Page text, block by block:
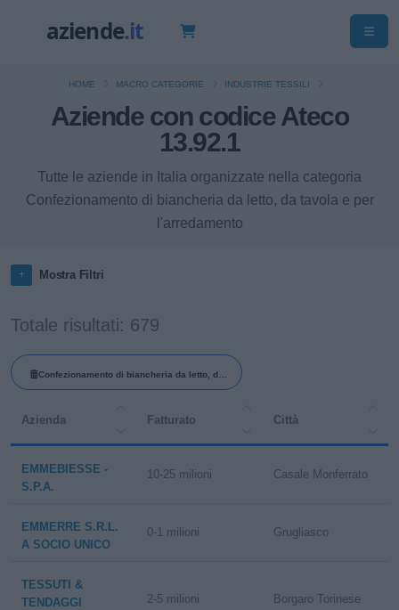
Aziende con codice Ateco
13.92.1
Tutte le aziende in Italia organizzate nella categoria
Confezionamento di biancheria da letto, da tavola e per
l'arredamento
HOME MACRO CATEGORIE INDUSTRIE TESSILI
Mostra Filtri
Totale risultati: 679
Confezionamento di biancheria da letto, da
Azienda Fatturato Città
EMMEBIESSE -
S.P.A.
10-25 milioni Casale Monferrato
EMMERRE S.R.L.
A SOCIO UNICO
0-1 milioni Grugliasco
TESSUTI &
TENDAGGI
2-5 milioni Borgaro Torinese